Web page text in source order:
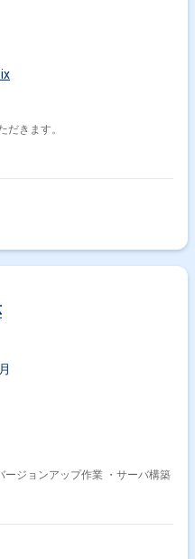
きます。
ジョンアップ作業 ・サーバ構築